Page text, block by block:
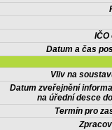
IČO
Datum a čas
Vliv na
Datum zveřejnění
na úřední desce
Termín pro